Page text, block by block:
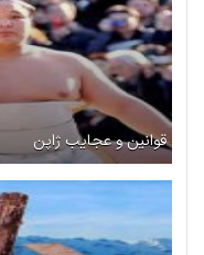
قوانین و عجایب ژاپن